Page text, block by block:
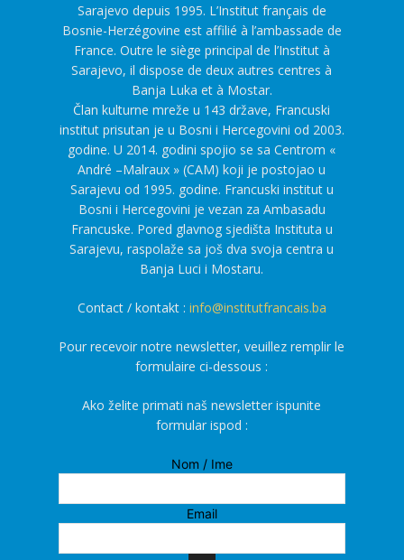
Sarajevo depuis 1995. L’Institut français de
Bosnie-Herzégovine est affilié à l’ambassade de
France. Outre le siège principal de l’Institut à
Sarajevo, il dispose de deux autres centres à
Banja Luka et à Mostar.
Član kulturne mreže u 143 države, Francuski
institut prisutan je u Bosni i Hercegovini od 2003.
godine. U 2014. godini spojio se sa Centrom «
André –Malraux » (CAM) koji je postojao u
Sarajevu od 1995. godine. Francuski institut u
Bosni i Hercegovini je vezan za Ambasadu
Francuske. Pored glavnog sjedišta Instituta u
Sarajevu, raspolaže sa još dva svoja centra u
Banja Luci i Mostaru.
Contact / kontakt : info@institutfrancais.ba
Pour recevoir notre newsletter, veuillez remplir le
formulaire ci-dessous :
Ako želite primati naš newsletter ispunite
formular ispod :
Nom / Ime
Email